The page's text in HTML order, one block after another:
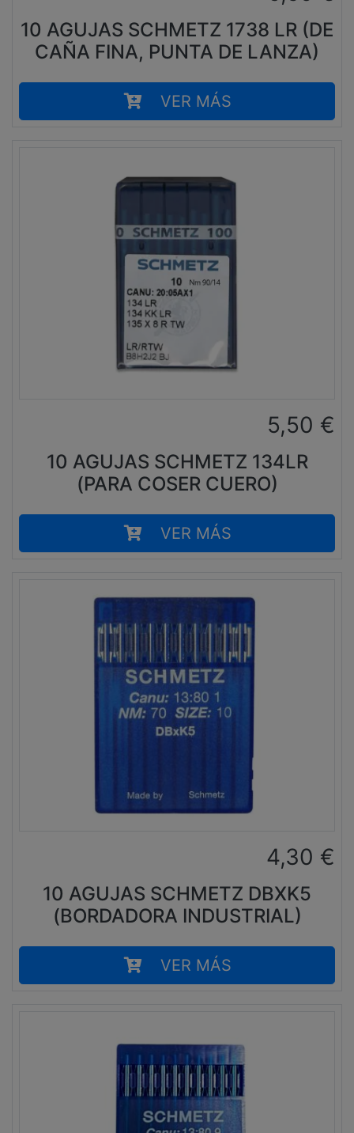
10 AGUJAS SCHMETZ 1738 LR (DE
CAÑA FINA, PUNTA DE LANZA)
VER MÁS
5,50 €
10 AGUJAS SCHMETZ 134LR
(PARA COSER CUERO)
VER MÁS
4,30 €
10 AGUJAS SCHMETZ DBXK5
(BORDADORA INDUSTRIAL)
VER MÁS